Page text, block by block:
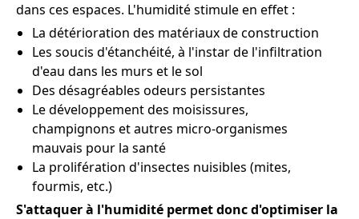
dans ces espaces. L'humidité stimule en effet :
La détérioration des matériaux de construction
Les soucis d'étanchéité, à l'instar de l'infiltration
d'eau dans les murs et le sol
Des désagréables odeurs persistantes
Le développement des moisissures,
champignons et autres micro-organismes
mauvais pour la santé
La prolifération d'insectes nuisibles (mites,
fourmis, etc.)
S'attaquer à l'humidité permet donc d'optimiser la